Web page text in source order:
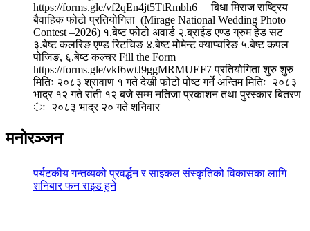
https://forms.gle/vf2qEn4jt5TtRmbh6 बिधा मिराज राष्ट्रिय
बैवाहिक फोटो प्रतियोगिता (Mirage National Wedding Photo
Contest –2026) १.बेष्ट फोटो अवार्ड २.ब्राईड एण्ड ग्रुम हेड सट
३.बेष्ट कलरिङ एण्ड रिटचिङ ४.बेष्ट मोमेन्ट क्याप्चरिङ ५.बेष्ट कपल
पोजिङ, ६.बेष्ट कल्चर Fill the Form
https://forms.gle/vkf6wtJ9ggMRMUEF7 प्रतियोगिता शुरु शुरु
मितिः २०८३ श्रावाण १ गते देखी फोटो पोष्ट गर्ने अन्तिम मितिः २०८३
भाद्र १२ गते राती १२ बजे सम्म नतिजा प्रकाशन तथा पुरस्कार बितरण
ः २०८३ भाद्र २० गते शनिवार
मनोरञ्जन
पर्यटकीय गन्तव्यको प्रवर्द्धन र साइकल संस्कृतिको विकासका लागि
शनिबार फन राइड हुने